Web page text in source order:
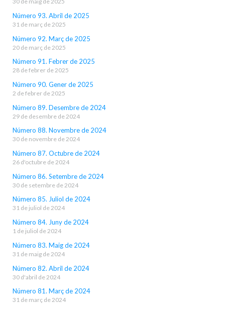
Número 93. Abril de 2025
31 de març de 2025
Número 92. Març de 2025
20 de març de 2025
Número 91. Febrer de 2025
28 de febrer de 2025
Número 90. Gener de 2025
2 de febrer de 2025
Número 89. Desembre de 2024
29 de desembre de 2024
Número 88. Novembre de 2024
30 de novembre de 2024
Número 87. Octubre de 2024
26 d'octubre de 2024
Número 86. Setembre de 2024
30 de setembre de 2024
Número 85. Juliol de 2024
31 de juliol de 2024
Número 84. Juny de 2024
1 de juliol de 2024
Número 83. Maig de 2024
31 de maig de 2024
Número 82. Abril de 2024
30 d'abril de 2024
Número 81. Març de 2024
31 de març de 2024